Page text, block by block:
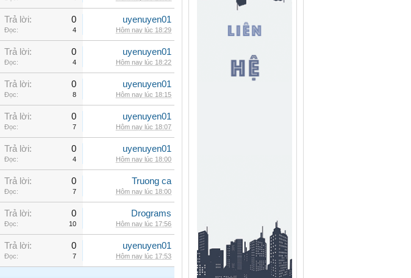
Trả lời: 0
Đọc: 4
uyenuyen01
Hôm nay lúc 18:29
Trả lời: 0
Đọc: 4
uyenuyen01
Hôm nay lúc 18:22
Trả lời: 0
Đọc: 8
uyenuyen01
Hôm nay lúc 18:15
Trả lời: 0
Đọc: 7
uyenuyen01
Hôm nay lúc 18:07
Trả lời: 0
Đọc: 4
uyenuyen01
Hôm nay lúc 18:00
Trả lời: 0
Đọc: 7
Truong ca
Hôm nay lúc 18:00
Trả lời: 0
Đọc: 10
Drograms
Hôm nay lúc 17:56
Trả lời: 0
Đọc: 7
uyenuyen01
Hôm nay lúc 17:53